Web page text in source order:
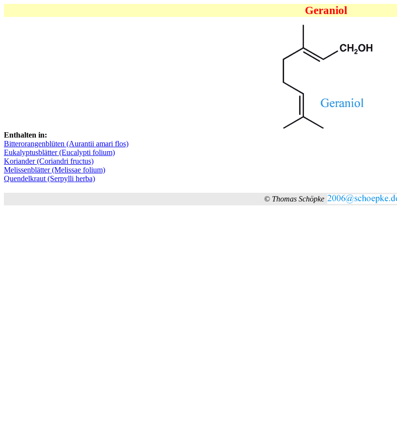
Geraniol
Enthalten in:
Bitterorangenblüten (Aurantii amari flos)
Eukalyptusblätter (Eucalypti folium)
Koriander (Coriandri fructus)
Melissenblätter (Melissae folium)
Quendelkraut (Serpylli herba)
© Thomas Schöpke